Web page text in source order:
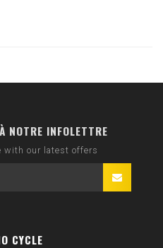
NOTRE INFOLETTRE
with our latest offers
CYCLE